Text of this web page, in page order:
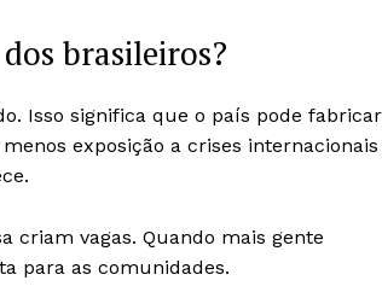
brasileiros?
Isso significa que o país pode fabricar
exposição a crises internacionais
criam vagas. Quando mais gente
para as comunidades.